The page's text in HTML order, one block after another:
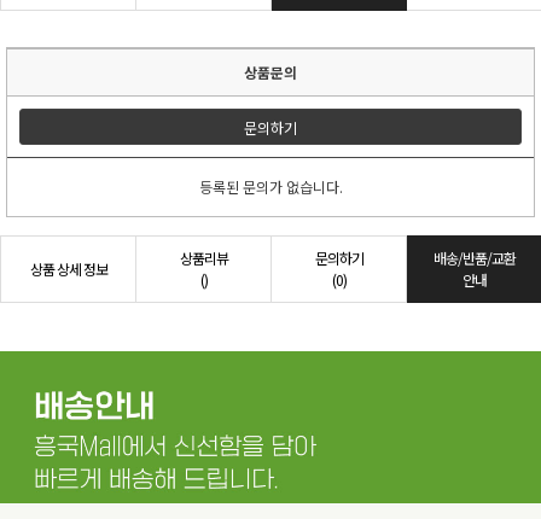
상품문의
문의하기
등록된 문의가 없습니다.
상품 상세 정보
상품리뷰
()
문의하기
(0)
배송/반품/교환
안내